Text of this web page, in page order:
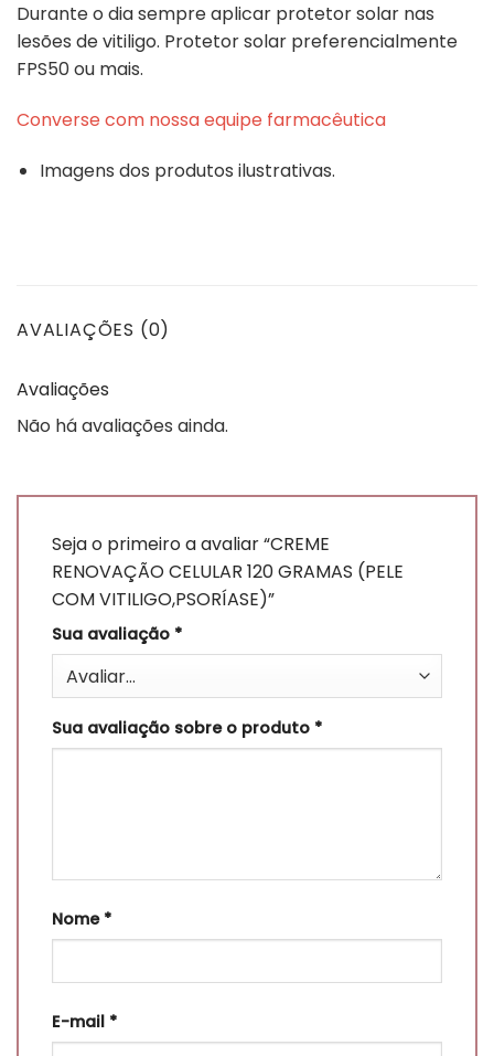
Durante o dia sempre aplicar protetor solar nas
lesões de vitiligo. Protetor solar preferencialmente
FPS50 ou mais.
Converse com nossa equipe farmacêutica
Imagens dos produtos ilustrativas.
AVALIAÇÕES (0)
Avaliações
Não há avaliações ainda.
Seja o primeiro a avaliar “CREME
RENOVAÇÃO CELULAR 120 GRAMAS (PELE
COM VITILIGO,PSORÍASE)”
Sua avaliação *
Sua avaliação sobre o produto *
Nome *
E-mail *